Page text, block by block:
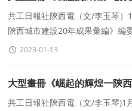
共工日報社陝西電（文/李玉琴
陝西城市建設20年成果彙編》編
處主任宋賓揚爲長武縣圖書館捐
2023-01-13
大型畫冊《崛起的輝煌一陝
陽圖書館收藏
共工日報社陝西電（文/李玉琴)1